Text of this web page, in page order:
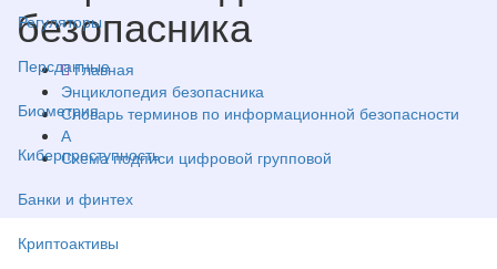
Регуляторы
Персданные
Биометрия
Киберпреступность
Банки и финтех
Криптоактивы
безопасника
Главная
Энциклопедия безопасника
Словарь терминов по информационной безопасности
А
Схема подписи цифровой групповой